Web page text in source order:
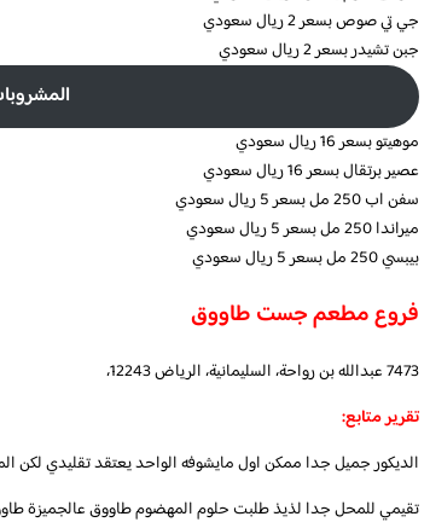
جي تي صوص بسعر 2 ريال سعودي
جبن تشيدر بسعر 2 ريال سعودي
موهيتو بسعر 16 ريال سعودي
عصير برتقال بسعر 16 ريال سعودي
سفن اب 250 مل بسعر 5 ريال سعودي
ميراندا 250 مل بسعر 5 ريال سعودي
بيبسي 250 مل بسعر 5 ريال سعودي
فروع مطعم جست طاووق
7473 عبدالله بن رواحة، السليمانية، الرياض 12243،
تقرير متابع:
الديكور جميل جدا ممكن اول مايشوفه الواحد يعتقد تقليدي لكن
تقيمي للمحل جدا لذيذ طلبت حلوم المهضوم طاووق عالجميزة